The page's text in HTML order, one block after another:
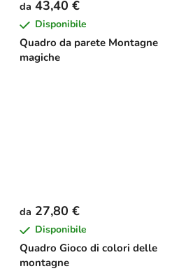
Quadro da parete Montagne
magiche
da 43,40 €
Disponibile
Quadro Gioco di colori delle
montagne
da 27,80 €
Disponibile